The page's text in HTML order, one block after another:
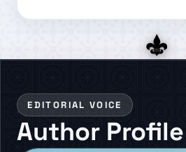
EDITORIAL VOICE
Author Profile